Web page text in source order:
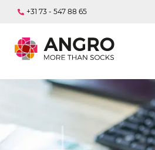
+31 73 - 547 88 65